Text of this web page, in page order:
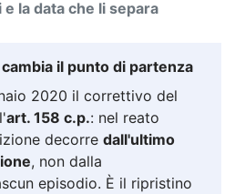
la data che li separa
il punto di partenza
2020 il correttivo del
art. 158 c.p.: nel reato
decorre dall'ultimo
, non dalla
episodio. È il ripristino